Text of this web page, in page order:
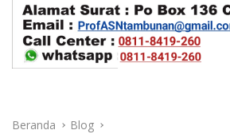
Beranda Blog